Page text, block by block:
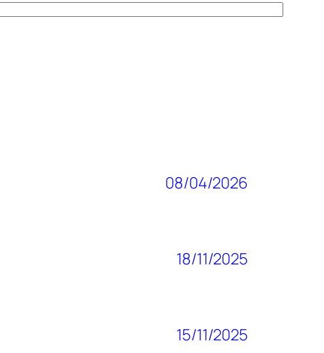
08/04/2026
18/11/2025
15/11/2025